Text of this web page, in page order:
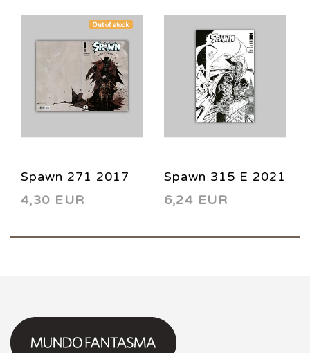
Out of stock
Spawn 271 2017
4,30 EUR
Spawn 315 E 2021
6,24 EUR